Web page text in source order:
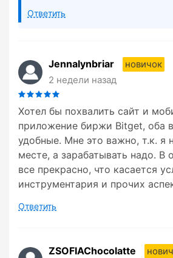
Ответить
Jennalynbriar
новичок
2 недели назад
Хотел бы похвалить сайт и
приложение биржи Bitget, оба
удобные. Мне это важно, т.к. я
месте, а зарабатывать надо. В
все прекрасно, что касается
инструментария и прочих
Ответить
ZSOFIAChocolatte